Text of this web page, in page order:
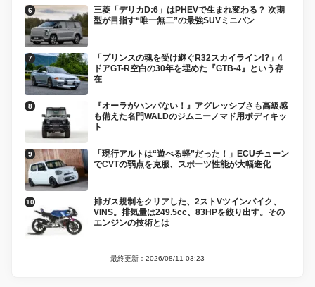
三菱「デリカD:6」はPHEVで生まれ変わる？ 次期
型が目指す“唯一無二”の最強SUVミニバン
「プリンスの魂を受け継ぐR32スカイライン!?」4
ドアGT-R空白の30年を埋めた『GTB-4』という存
在
『オーラがハンパない！』アグレッシブさも高級感
も備えた名門WALDのジムニーノマド用ボディキッ
ト
「現行アルトは“遊べる軽”だった！」ECUチューン
でCVTの弱点を克服、スポーツ性能が大幅進化
排ガス規制をクリアした、2ストVツインバイク、
VINS。排気量は249.5cc、83HPを絞り出す。その
エンジンの技術とは
最終更新：2026/08/11 03:23